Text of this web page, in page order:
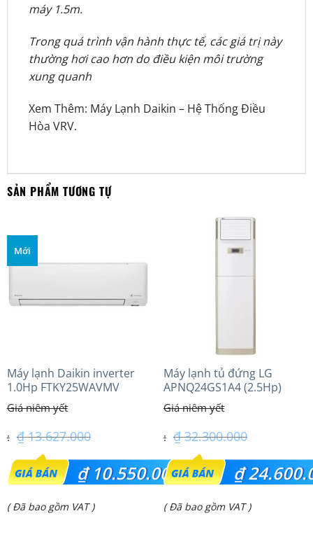
máy 1.5m.
Trong quá trình vận hành thực tế, các giá trị này
thường hơi cao hơn do điều kiện môi trường
xung quanh
Xem Thêm: Máy Lạnh Daikin – Hệ Thống Điều
Hòa VRV.
SẢN PHẨM TƯƠNG TỰ
Mới
Máy lạnh Daikin inverter
1.0Hp FTKY25WAVMV
₫13.627.000
Giá
gốc
là:
₫10.550.000
Giá
( Đã bao gồm VAT )
Máy lạnh tủ đứng LG
APNQ24GS1A4 (2.5Hp)
Inverter
₫32.300.000
Giá
gốc
là:
₫
Giá
( Đã bao gồm VAT )